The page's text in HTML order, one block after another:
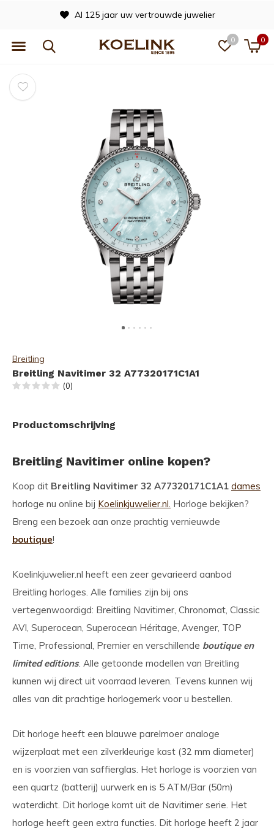
0 0
Al 125 jaar uw vertrouwde juwelier
Breitling
Breitling Navitimer 32 A77320171C1A1
(0)
Productomschrijving
Breitling Navitimer online kopen?
Koop dit Breitling Navitimer 32 A77320171C1A1 dames
horloge nu online bij Koelinkjuwelier.nl. Horloge bekijken?
Breng een bezoek aan onze prachtig vernieuwde
boutique!
Koelinkjuwelier.nl heeft een zeer gevarieerd aanbod
Breitling horloges. Alle families zijn bij ons
vertegenwoordigd: Breitling Navitimer, Chronomat, Classic
AVI, Superocean, Superocean Héritage, Avenger, TOP
Time, Professional, Premier en verschillende boutique en
limited editions. Alle getoonde modellen van Breitling
kunnen wij direct uit voorraad leveren. Tevens kunnen wij
alles van dit prachtige horlogemerk voor u bestellen.
Dit horloge heeft een blauwe parelmoer analoge
wijzerplaat met een zilverkleurige kast (32 mm diameter)
en is voorzien van saffierglas. Het horloge is voorzien van
een quartz (batterij) uurwerk en is 5 ATM/Bar (50m)
waterdicht. Dit horloge komt uit de Navitimer serie. Het
horloge heeft geen extra functies. Dit horloge heeft 2 jaar